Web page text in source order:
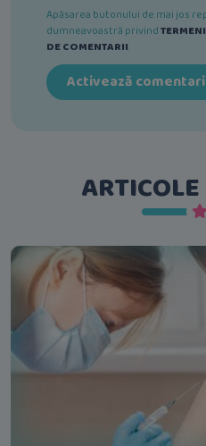
Apăsarea butonului de mai jos
dumneavoastră privind
DE COMENTARII.
Activează